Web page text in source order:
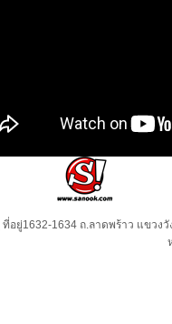
ที่อยู่1632-1634 ถ.ลาดพร้าว แขวง